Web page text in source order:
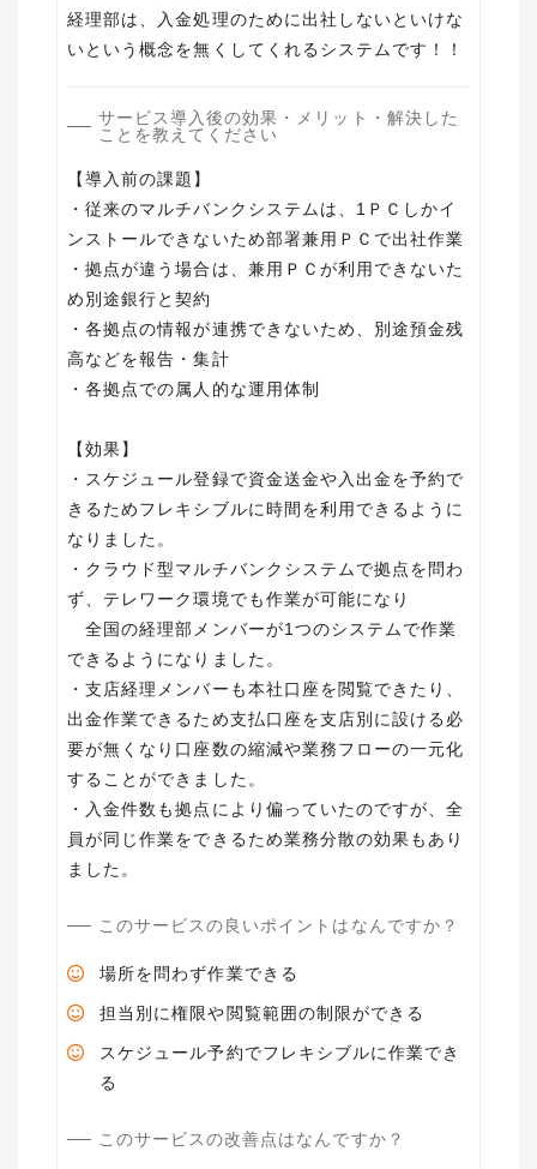
経理部は、入金処理のために出社しないといけな
サービス導入後の効果・メリット・解決した
ことを教えてください
【導入前の課題】
・従来のマルチバンクシステムは、1ＰＣしかイ
ンストールできないため部署兼用ＰＣで出社作業
・拠点が違う場合は、兼用ＰＣが利用できないた
め別途銀行と契約
・各拠点の情報が連携できないため、別途預金残
高などを報告・集計
・各拠点での属人的な運用体制
【効果】
・スケジュール登録で資金送金や入出金を予約で
きるためフレキシブルに時間を利用できるように
なりました。
・クラウド型マルチバンクシステムで拠点を問わ
ず、テレワーク環境でも作業が可能になり
全国の経理部メンバーが1つのシステムで作業
できるようになりました。
・支店経理メンバーも本社口座を閲覧できたり、
出金作業できるため支払口座を支店別に設ける必
要が無くなり口座数の縮減や業務フローの一元化
することができました。
・入金件数も拠点により偏っていたのですが、全
員が同じ作業をできるため業務分散の効果もあり
ました。
このサービスの良いポイントはなんですか？
場所を問わず作業できる
担当別に権限や閲覧範囲の制限ができる
スケジュール予約でフレキシブルに作業でき
る
このサービスの改善点はなんですか？